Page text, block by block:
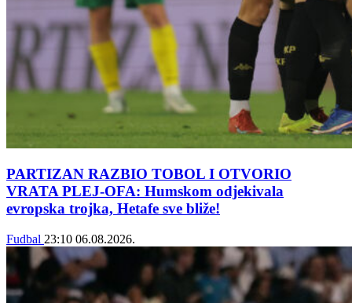
PARTIZAN RAZBIO TOBOL I OTVORIO
VRATA PLEJ-OFA: Humskom odjekivala
evropska trojka, Hetafe sve bliže!
Fudbal 23:10 06.08.2026.